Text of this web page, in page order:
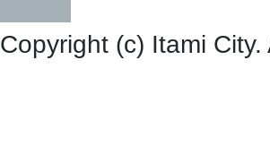
Copyright (c) Itami